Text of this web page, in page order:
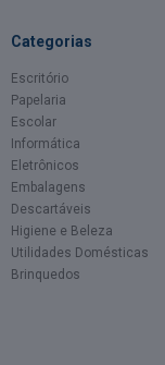
Categorias
Escritório
Papelaria
Escolar
Informática
Eletrônicos
Embalagens
Descartáveis
Higiene e Beleza
Utilidades Domésticas
Brinquedos